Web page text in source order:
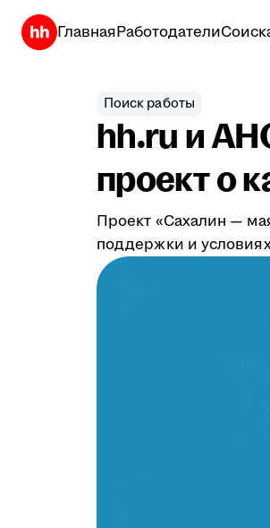
ГлавнаяРаботодатели
Поиск работы
hh.ru и
проект о
Проект «Сахалин —
поддержки и